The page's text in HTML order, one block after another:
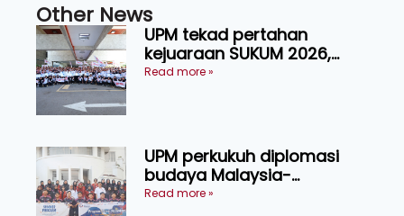
Other News
UPM tekad pertahan
kejuaraan SUKUM 2026,
sasar 16 pingat emas
Read more »
UPM perkukuh diplomasi
budaya Malaysia-
Indonesia melalui Narasi
Read more »